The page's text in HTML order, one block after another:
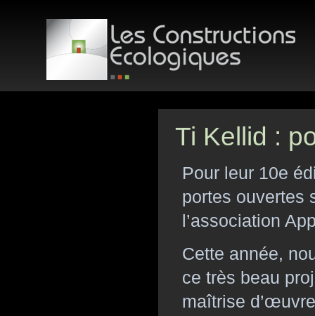
Ti Kellid :
Pour leur 10e
portes ouvertes
l’association
Cette année,
ce très beau
maîtrise